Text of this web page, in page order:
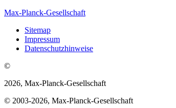
Max-Planck-Gesellschaft
Sitemap
Impressum
Datenschutzhinweise
©
2026, Max-Planck-Gesellschaft
© 2003-2026, Max-Planck-Gesellschaft